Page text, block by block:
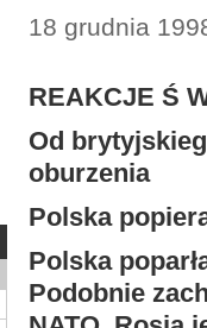
18 grudnia
REAKCJE Ś
Od
oburzenia
Polska
Polska
Podobnie